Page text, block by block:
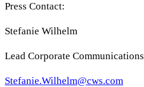
Press Contact:
Stefanie Wilhelm
Lead Corporate Communications
Stefanie.Wilhelm@cws.com